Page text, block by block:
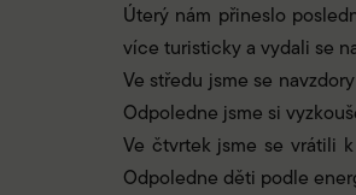
Úterý nám přineslo
více turisticky a vydali se
Ve středu jsme se
Odpoledne jsme si
Ve čtvrtek jsme se vrátili
Odpoledne děti podle